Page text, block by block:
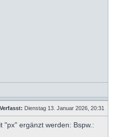
Verfasst: Dienstag 13. Januar 2026, 20:31
"px" ergänzt werden: Bspw.: